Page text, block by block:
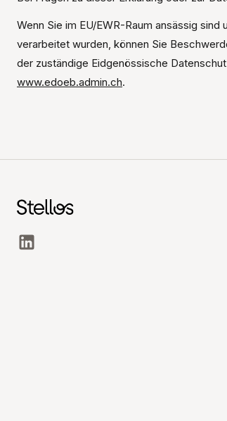
Wenn Sie im EU/EWR-Raum ansässig
verarbeitet wurden, können Sie
der zuständige Eidgenössische
www.edoeb.admin.ch.